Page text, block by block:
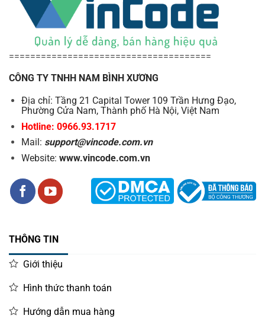
======================================
CÔNG TY TNHH NAM BÌNH XƯƠNG
Địa chỉ: Tầng 21 Capital Tower 109 Trần Hưng Đạo,
Phường Cửa Nam, Thành phố Hà Nội, Việt Nam
Hotline: 0966.93.1717
Mail: support@vincode.com.vn
Website: www.vincode.com.vn
THÔNG TIN
Giới thiệu
Hình thức thanh toán
Hướng dẫn mua hàng